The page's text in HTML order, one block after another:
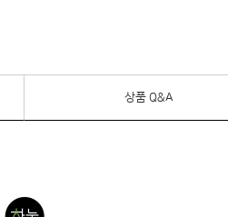
상품 Q&A